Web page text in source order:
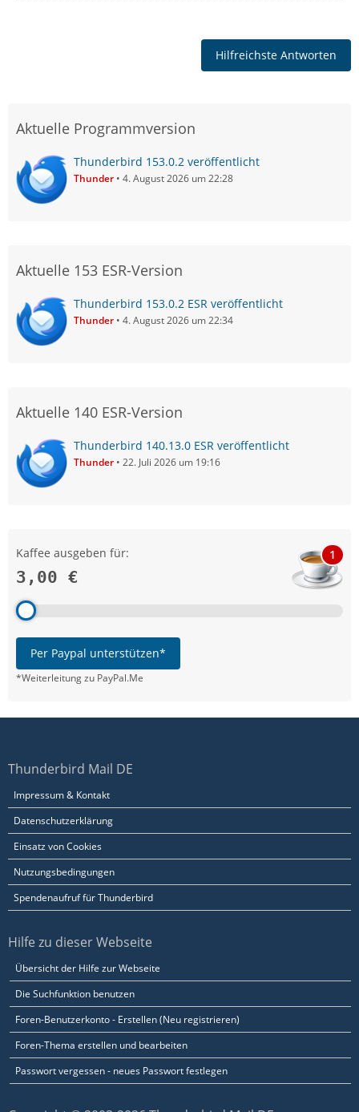
Hilfreichste Antworten
Aktuelle Programmversion
Thunderbird 153.0.2 veröffentlicht
Thunder 4. August 2026 um 22:28
Aktuelle 153 ESR-Version
Thunderbird 153.0.2 ESR veröffentlicht
Thunder 4. August 2026 um 22:34
Aktuelle 140 ESR-Version
Thunderbird 140.13.0 ESR veröffentlicht
Thunder 22. Juli 2026 um 19:16
Kaffee ausgeben für:
3,00 €
1
Per Paypal unterstützen*
*Weiterleitung zu PayPal.Me
Thunderbird Mail DE
Impressum & Kontakt
Datenschutzerklärung
Einsatz von Cookies
Nutzungsbedingungen
Spendenaufruf für Thunderbird
Hilfe zu dieser Webseite
Übersicht der Hilfe zur Webseite
Die Suchfunktion benutzen
Foren-Benutzerkonto - Erstellen (Neu registrieren)
Foren-Thema erstellen und bearbeiten
Passwort vergessen - neues Passwort festlegen